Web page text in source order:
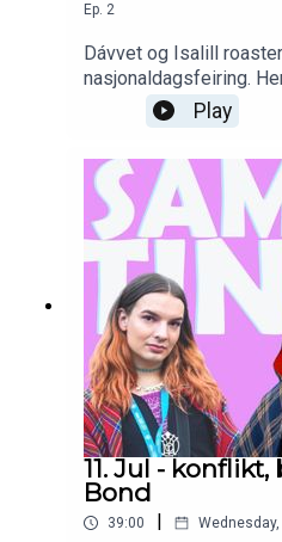
Ep. 2
Dávvet og Isalill
nasjonaldagsfeiring.
og 730.no gjennomgå.
Play
11. Jul -
Bond
39:00